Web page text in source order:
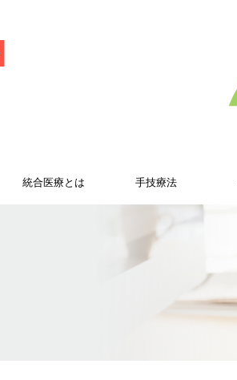
統合医療とは 手技療法